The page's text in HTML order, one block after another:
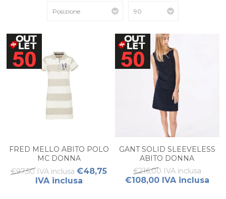
FRED MELLO ABITO POLO
MC DONNA
€97,50 IVA inclusa €48,75
IVA inclusa
GANT SOLID SLEEVELESS
ABITO DONNA
€216,00 IVA inclusa
€108,00 IVA inclusa